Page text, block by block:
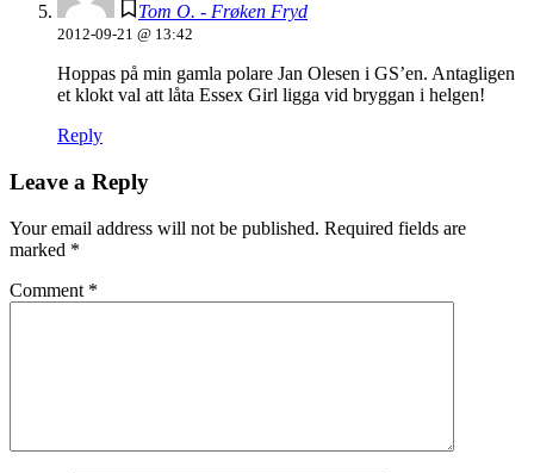
Tom O. - Frøken Fryd
2012-09-21 @ 13:42
Hoppas på min gamla polare Jan Olesen i GS’en. Antagligen
et klokt val att låta Essex Girl ligga vid bryggan i helgen!
Reply
Leave a Reply
Your email address will not be published. Required fields are
marked *
Comment *